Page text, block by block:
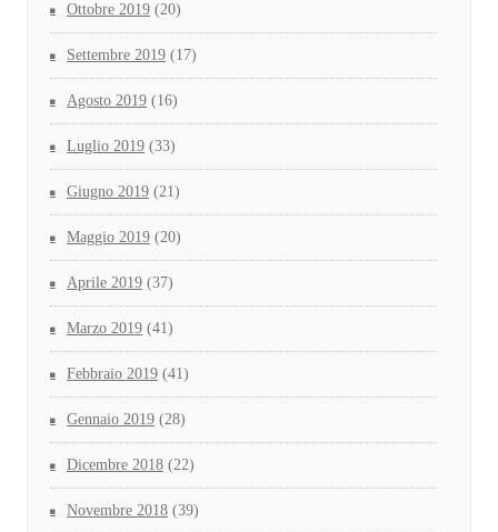
Ottobre 2019 (20)
Settembre 2019 (17)
Agosto 2019 (16)
Luglio 2019 (33)
Giugno 2019 (21)
Maggio 2019 (20)
Aprile 2019 (37)
Marzo 2019 (41)
Febbraio 2019 (41)
Gennaio 2019 (28)
Dicembre 2018 (22)
Novembre 2018 (39)